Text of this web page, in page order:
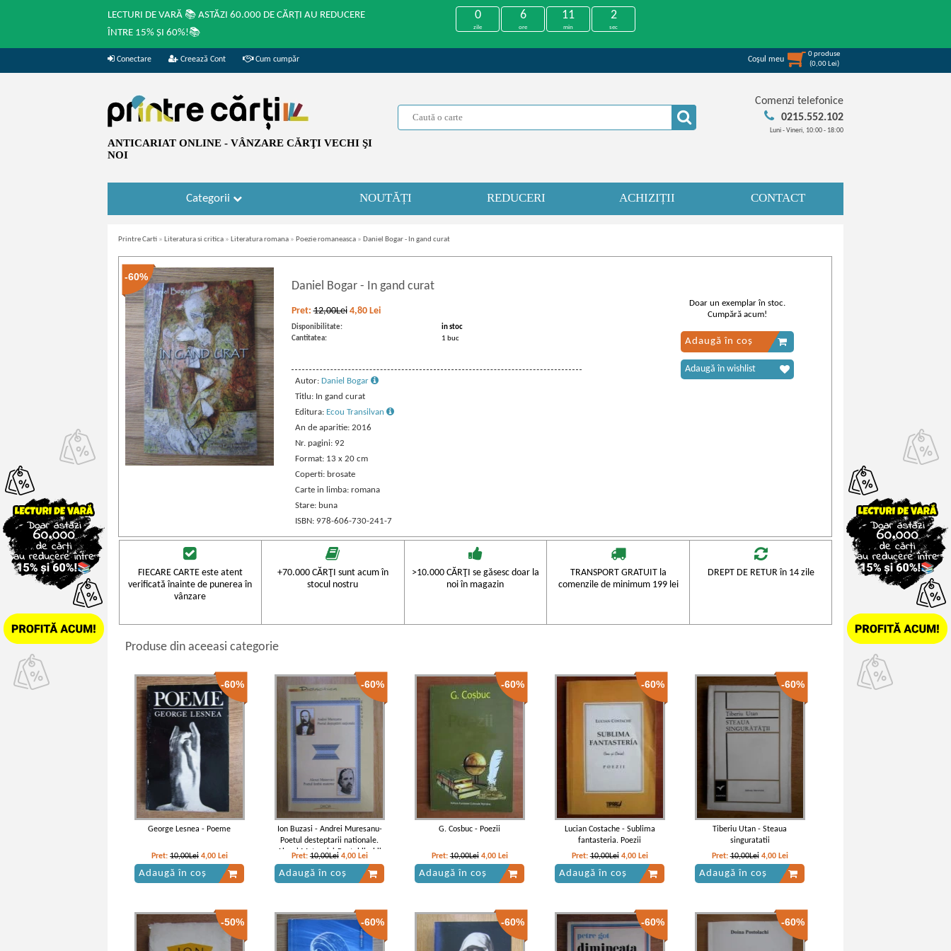
LECTURI DE VARĂ 📚 ASTĂZI 60.000 DE CĂRȚI AU REDUCERE
ÎNTRE 15% ȘI 60%!📚
0
zile
6
ore
11
min
2
sec
Conectare Creează Cont Cum cumpăr Coşul meu
0produse
(0,00 Lei)
ANTICARIAT ONLINE - VÂNZARE CĂRŢI VECHI ŞI
NOI
Comenzi telefonice
0215.552.102
Luni - Vineri, 10:00 - 18:00
Categorii NOUTĂȚI REDUCERI ACHIZIȚII CONTACT
Printre Carti » Literatura si critica » Literatura romana » Poezie romaneasca » Daniel Bogar - In gand curat
-60%
Daniel Bogar - In gand curat
Pret:12,00Lei 4,80 Lei
Disponibilitate:
in stoc
Cantitatea:
1 buc
Autor: Daniel Bogar
Titlu: In gand curat
Editura: Ecou Transilvan
An de aparitie: 2016
Nr. pagini: 92
Format: 13 x 20 cm
Coperti: brosate
Carte in limba: romana
Stare: buna
ISBN: 978-606-730-241-7
Doar un exemplar în stoc.
Cumpără acum!
Adaugă în coș
Adaugă în wishlist
FIECARE CARTE este atent
verificată înainte de punerea în
vânzare
+70.000 CĂRŢI sunt acum în
stocul nostru
>10.000 CĂRŢI se găsesc doar la
noi în magazin
TRANSPORT GRATUIT la
comenzile de minimum 199 lei
DREPT DE RETUR în 14 zile
Produse din aceeasi categorie
-60%
George Lesnea - Poeme
Pret: 10,00Lei 4,00 Lei
Adaugă în coș
-60%
Ion Buzasi - Andrei Muresanu-
Poetul desteptarii nationale.
Alexei Mateevici-Poetul limbii
materne
Pret:10,00Lei 4,00 Lei
Adaugă în coș
-60%
G. Cosbuc - Poezii
Pret:10,00Lei 4,00 Lei
Adaugă în coș
-60%
Lucian Costache - Sublima
fantasteria. Poezii
Pret:10,00Lei 4,00 Lei
Adaugă în coș
-60%
Tiberiu Utan - Steaua
singuratatii
Pret:10,00Lei 4,00 Lei
Adaugă în coș
-50% -60% -60% -60% -60%